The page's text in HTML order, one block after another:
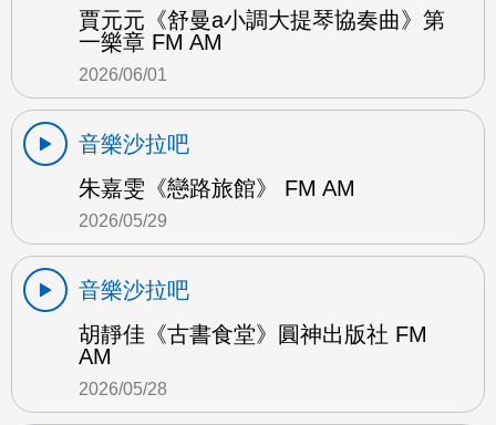
賈元元《舒曼a小調大提琴協奏曲》第
一樂章 FM AM
2026/06/01
音樂沙拉吧
朱嘉雯《戀路旅館》 FM AM
2026/05/29
音樂沙拉吧
胡靜佳《古書食堂》圓神出版社 FM
AM
2026/05/28